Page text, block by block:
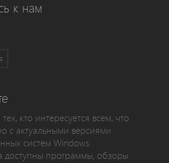
к нам
кто интересуется всем, что
с актуальными версиями
систем Windows.
доступны программы, обзоры